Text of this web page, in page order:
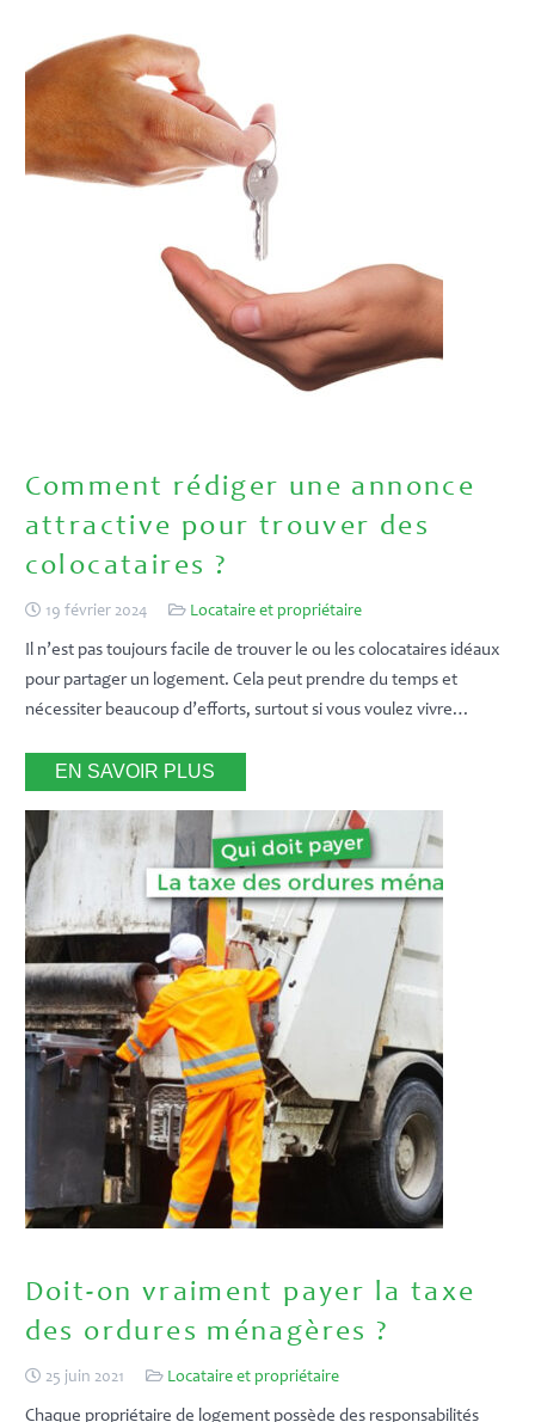
Comment rédiger une annonce
attractive pour trouver des
colocataires ?
19 février 2024 Locataire et propriétaire
Il n’est pas toujours facile de trouver le ou les colocataires idéaux
pour partager un logement. Cela peut prendre du temps et
nécessiter beaucoup d’efforts, surtout si vous voulez vivre…
EN SAVOIR PLUS
Doit-on vraiment payer la taxe
des ordures ménagères ?
25 juin 2021 Locataire et propriétaire
Chaque propriétaire de logement possède des responsabilités